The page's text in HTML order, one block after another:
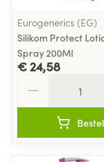
Eurogenerics (EG)
Silikom Protect
Spray 200Ml
€ 24,58
Bestel